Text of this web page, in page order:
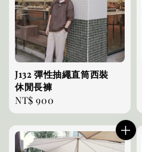
J132 彈性抽繩直筒西裝
休閒長褲
Regular
price
NT$ 900